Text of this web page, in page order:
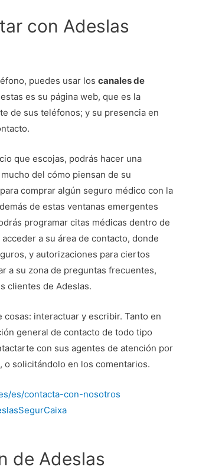
con Adeslas
puedes usar loscanales de
es su página web, que es la
de sus teléfonos; y su presencia en
que escojas, podrás hacer una
del cómo piensan de su
comprar algún seguro médico con la
de estas ventanas emergentes
programar citas médicas dentro de
a su área de contacto, donde
y autorizaciones para ciertos
a su zona de preguntas frecuentes,
clientes de Adeslas.
interactuar y escribir. Tanto en
general de contacto de todo tipo
con sus agentes de atención por
o solicitándolo en los comentarios.
es/contacta-con-nosotros
de Adeslas